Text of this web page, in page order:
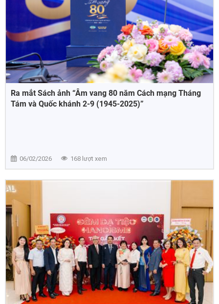
Ra mắt Sách ảnh “Âm vang 80 năm Cách mạng Tháng
Tám và Quốc khánh 2-9 (1945-2025)”
06/02/2026 168 lượt xem